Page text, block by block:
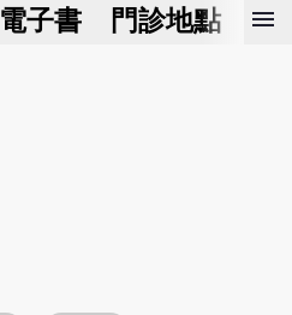
電子書 門診地點 預
menu